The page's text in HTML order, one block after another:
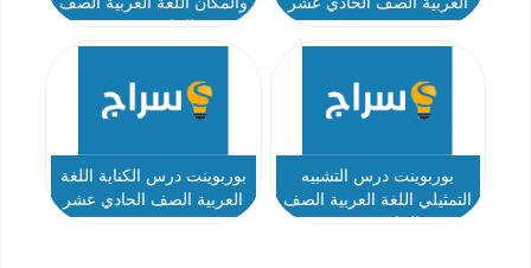
بوربوينت درس التشبيه
التمثيلي اللغة العربية الصف
بوربوينت درس الكناية اللغة
العربية الصف الحادي عشر